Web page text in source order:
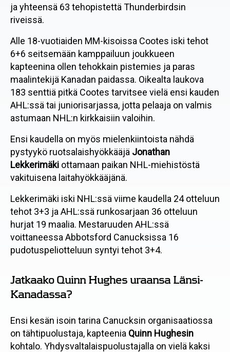
ja yhteensä 63 tehopistettä Thunderbirdsin
riveissä.
Alle 18-vuotiaiden MM-kisoissa Cootes iski tehot
6+6 seitsemään kamppailuun joukkueen
kapteenina ollen tehokkain pistemies ja paras
maalintekijä Kanadan paidassa. Oikealta laukova
183 senttiä pitkä Cootes tarvitsee vielä ensi kauden
AHL:ssä tai juniorisarjassa, jotta pelaaja on valmis
astumaan NHL:n kirkkaisiin valoihin.
Ensi kaudella on myös mielenkiintoista nähdä
pystyykö ruotsalaishyökkääjä Jonathan
Lekkerimäki ottamaan paikan NHL-miehistöstä
vakituisena laitahyökkääjänä.
Lekkerimäki iski NHL:ssä viime kaudella 24 otteluun
tehot 3+3 ja AHL:ssä runkosarjaan 36 otteluun
hurjat 19 maalia. Mestaruuden AHL:ssä
voittaneessa Abbotsford Canucksissa 16
pudotuspeliotteluun syntyi tehot 3+4.
Jatkaako Quinn Hughes uraansa Länsi-
Kanadassa?
Ensi kesän isoin tarina Canucksin organisaatiossa
on tähtipuolustaja, kapteenia Quinn Hughesin
kohtalo. Yhdysvaltalaispuolustajalla on vielä kaksi